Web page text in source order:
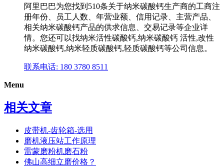
阿里巴巴为您找到510条关于纳米碳酸钙生产商的工商注
册年份、员工人数、年营业额、信用记录、主营产品、
相关纳米碳酸钙产品的供求信息、交易记录等企业详
情。您还可以找纳米活性碳酸钙,纳米碳酸钙 活性,改性
纳米碳酸钙,纳米轻质碳酸钙,轻质碳酸钙等公司信息。
联系电话: 180 3780 8511
Menu
相关文章
皮带机-齿轮箱-选用
磨机液压站工作原理
雷蒙磨粉机磨石粉
佛山高细立磨价格？